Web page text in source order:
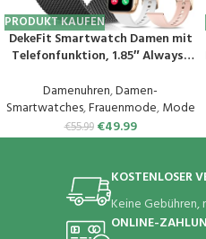
PRODUKT KAUFEN
DekeFit Smartwatch Damen mit
Telefonfunktion, 1.85″ Always-
mit
Schlafmonitor/Herzfrequenz/Sp
O2, 120+ Sportuhr IP68
Wasserdicht für iOS Android
Damenuhren,Damen-
Smartwatches,Frauenmode,Mode
€55.99 €49.99
KOSTENLOSER
Keine Gebühren,
ONLINE-